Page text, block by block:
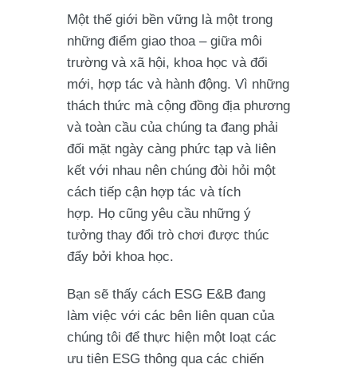
Một thế giới bền vững là một trong
những điểm giao thoa – giữa môi
trường và xã hội, khoa học và đổi
mới, hợp tác và hành động. Vì những
thách thức mà cộng đồng địa phương
và toàn cầu của chúng ta đang phải
đối mặt ngày càng phức tạp và liên
kết với nhau nên chúng đòi hỏi một
cách tiếp cận hợp tác và tích
hợp. Họ cũng yêu cầu những ý
tưởng thay đổi trò chơi được thúc
đẩy bởi khoa học.
Bạn sẽ thấy cách ESG E&B đang
làm việc với các bên liên quan của
chúng tôi để thực hiện một loạt các
ưu tiên ESG thông qua các chiến